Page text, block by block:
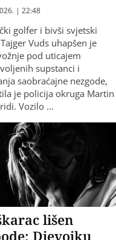
| 22:48
golfer i bivši svjetski
Vuds uhapšen je
pod uticajem
supstanci i
saobraćajne nezgode,
je policija okruga Martin
Vozilo …
lišen
Djevojku